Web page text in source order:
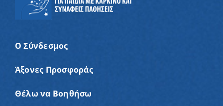
Ο Σύνδεσμος
Άξονες Προσφοράς
Θέλω να Βοηθήσω